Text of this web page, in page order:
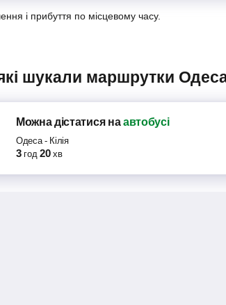
і прибуття по місцевому часу.
шукали маршрутки
Можна дістатисяна автобусі
Одеса- Кілія
3 год 20 хв